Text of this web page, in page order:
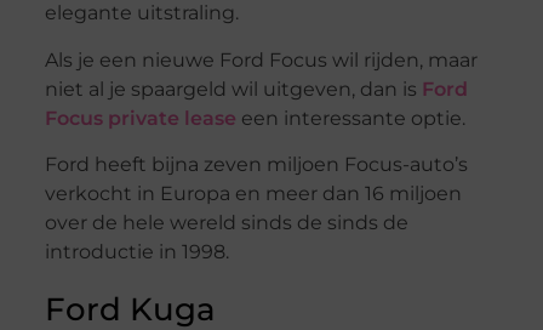
elegante uitstraling.
Als je een nieuwe Ford Focus wil rijden, maar
niet al je spaargeld wil uitgeven, dan is Ford
Focus private lease een interessante optie.
Ford heeft bijna zeven miljoen Focus-auto’s
verkocht in Europa en meer dan 16 miljoen
over de hele wereld sinds de sinds de
introductie in 1998.
Ford Kuga